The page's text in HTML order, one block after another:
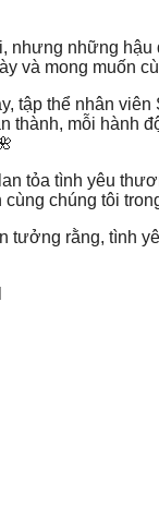
nhưng những hậu
và mong muốn
tập thể nhân
thành, mỗi hành
tỏa tình yêu
chúng tôi
tưởng rằng, tình